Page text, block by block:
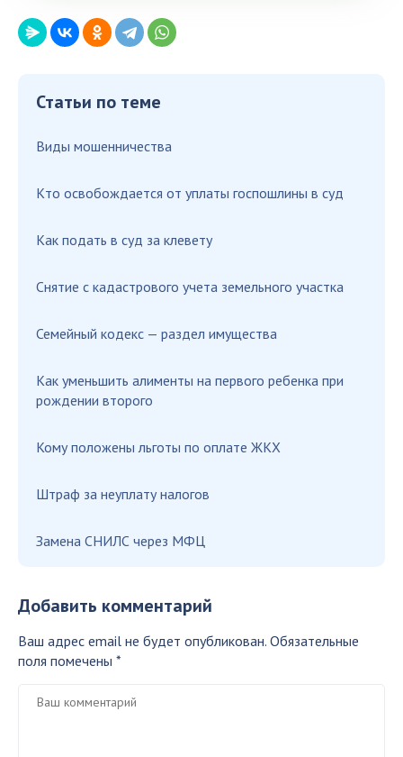
Статьи по теме
Виды мошенничества
Кто освобождается от уплаты госпошлины в суд
Как подать в суд за клевету
Снятие с кадастрового учета земельного участка
Семейный кодекс — раздел имущества
Как уменьшить алименты на первого ребенка при
рождении второго
Кому положены льготы по оплате ЖКХ
Штраф за неуплату налогов
Замена СНИЛС через МФЦ
Добавить комментарий
Ваш адрес email не будет опубликован. Обязательные
поля помечены *